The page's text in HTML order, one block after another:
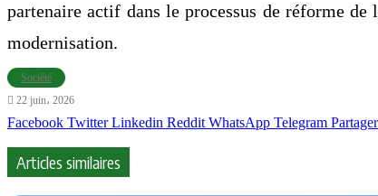
partenaire actif dans le processus de réforme
modernisation.
Société
22 juin، 2026
Facebook Twitter Linkedin Reddit WhatsApp Telegram
Articles similaires